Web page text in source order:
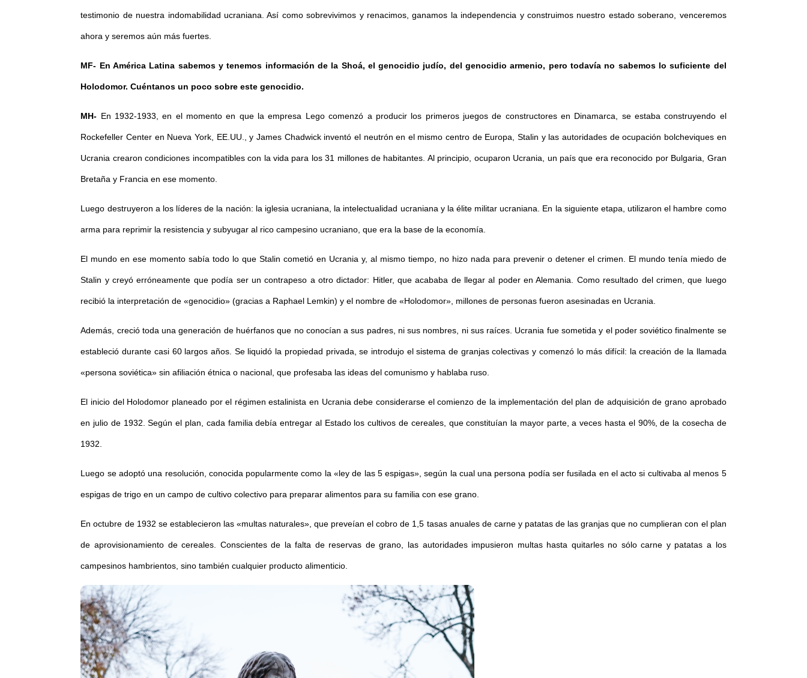
testimonio de nuestra indomabilidad ucraniana. Así como sobrevivimos y renacimos, ganamos la independencia y construimos nuestro estado soberano, venceremos
ahora y seremos aún más fuertes.
MF- En América Latina sabemos y tenemos información de la Shoá, el genocidio judío, del genocidio armenio, pero todavía no sabemos lo suficiente del
Holodomor. Cuéntanos un poco sobre este genocidio.
MH- En 1932-1933, en el momento en que la empresa Lego comenzó a producir los primeros juegos de constructores en Dinamarca, se estaba construyendo el
Rockefeller Center en Nueva York, EE.UU., y James Chadwick inventó el neutrón en el mismo centro de Europa, Stalin y las autoridades de ocupación bolcheviques en
Ucrania crearon condiciones incompatibles con la vida para los 31 millones de habitantes. Al principio, ocuparon Ucrania, un país que era reconocido por Bulgaria, Gran
Bretaña y Francia en ese momento.
Luego destruyeron a los líderes de la nación: la iglesia ucraniana, la intelectualidad ucraniana y la élite militar ucraniana. En la siguiente etapa, utilizaron el hambre como
arma para reprimir la resistencia y subyugar al rico campesino ucraniano, que era la base de la economía.
El mundo en ese momento sabía todo lo que Stalin cometió en Ucrania y, al mismo tiempo, no hizo nada para prevenir o detener el crimen. El mundo tenía miedo de
Stalin y creyó erróneamente que podía ser un contrapeso a otro dictador: Hitler, que acababa de llegar al poder en Alemania. Como resultado del crimen, que luego
recibió la interpretación de «genocidio» (gracias a Raphael Lemkin) y el nombre de «Holodomor», millones de personas fueron asesinadas en Ucrania.
Además, creció toda una generación de huérfanos que no conocían a sus padres, ni sus nombres, ni sus raíces. Ucrania fue sometida y el poder soviético finalmente se
estableció durante casi 60 largos años. Se liquidó la propiedad privada, se introdujo el sistema de granjas colectivas y comenzó lo más difícil: la creación de la llamada
«persona soviética» sin afiliación étnica o nacional, que profesaba las ideas del comunismo y hablaba ruso.
El inicio del Holodomor planeado por el régimen estalinista en Ucrania debe considerarse el comienzo de la implementación del plan de adquisición de grano aprobado
en julio de 1932. Según el plan, cada familia debía entregar al Estado los cultivos de cereales, que constituían la mayor parte, a veces hasta el 90%, de la cosecha de
1932.
Luego se adoptó una resolución, conocida popularmente como la «ley de las 5 espigas», según la cual una persona podía ser fusilada en el acto si cultivaba al menos 5
espigas de trigo en un campo de cultivo colectivo para preparar alimentos para su familia con ese grano.
En octubre de 1932 se establecieron las «multas naturales», que preveían el cobro de 1,5 tasas anuales de carne y patatas de las granjas que no cumplieran con el plan
de aprovisionamiento de cereales. Conscientes de la falta de reservas de grano, las autoridades impusieron multas hasta quitarles no sólo carne y patatas a los
campesinos hambrientos, sino también cualquier producto alimenticio.